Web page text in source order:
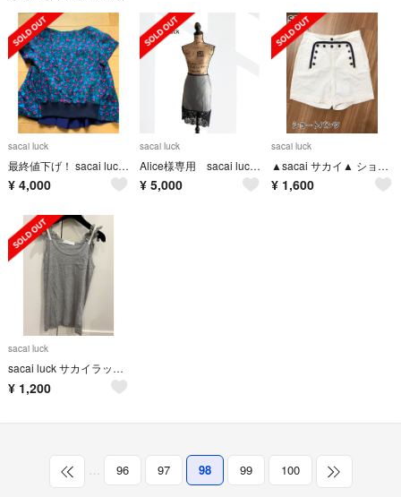
sacai luck
最終値下げ！ sacai luck ☆ 花柄半袖シャツ
¥ 4,000
sacai luck
Alice様専用 sacai luck サカイラック スカート レース
¥ 5,000
sacai luck
▲sacai サカイ▲ ショートパンツ 白 ホワイト
¥ 1,600
sacai luck
sacai luck サカイラック フリルストラップ タンクトップ 1
¥ 1,200
… 96 97 98 99 100